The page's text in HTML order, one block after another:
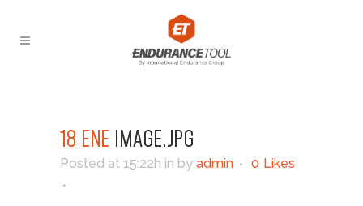
18 ENE IMAGE.JPG
Posted at 15:22h in by admin 0 Likes